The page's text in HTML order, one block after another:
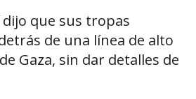
que sus tropas
de una línea de alto
Gaza, sin dar detalles de